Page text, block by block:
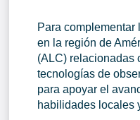
Para
en la región de
(ALC) relacionadas
tecnologías de
para apoyar el
habilidades locales